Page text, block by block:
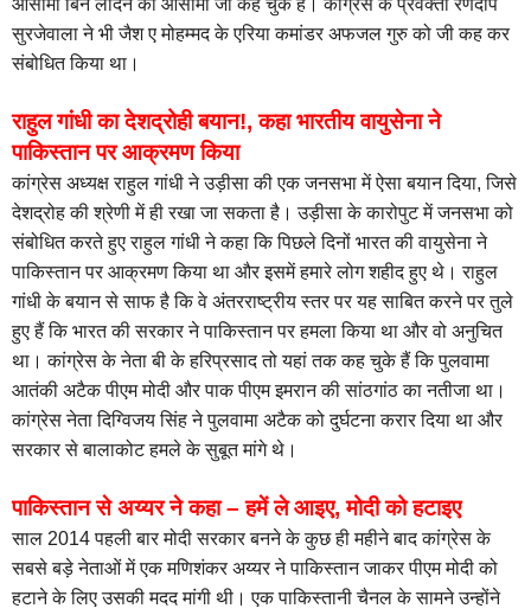
सुरजेवाला ने भी जैश ए मोहम्मद के एरिया कमांडर अफजल गुरु को जी कह कर
संबोधित किया था।
राहुल गांधी का देशद्रोही बयान!, कहा भारतीय वायुसेना ने
पाकिस्तान पर आक्रमण किया
कांग्रेस अध्यक्ष राहुल गांधी ने उड़ीसा की एक जनसभा में ऐसा बयान दिया, जिसे
देशद्रोह की श्रेणी में ही रखा जा सकता है। उड़ीसा के कारोपुट में जनसभा को
संबोधित करते हुए राहुल गांधी ने कहा कि पिछले दिनों भारत की वायुसेना ने
पाकिस्तान पर आक्रमण किया था और इसमें हमारे लोग शहीद हुए थे। राहुल
गांधी के बयान से साफ है कि वे अंतरराष्ट्रीय स्तर पर यह साबित करने पर तुले
हुए हैं कि भारत की सरकार ने पाकिस्तान पर हमला किया था और वो अनुचित
था। कांग्रेस के नेता बी के हरिप्रसाद तो यहां तक कह चुके हैं कि पुलवामा
आतंकी अटैक पीएम मोदी और पाक पीएम इमरान की सांठगांठ का नतीजा था।
कांग्रेस नेता दिग्विजय सिंह ने पुलवामा अटैक को दुर्घटना करार दिया था और
सरकार से बालाकोट हमले के सुबूत मांगे थे।
पाकिस्तान सेअय्यर ने कहा – हमें ले आइए, मोदी को हटाइए
साल 2014 पहली बार मोदी सरकार बनने के कुछ ही महीने बाद कांग्रेस के
सबसे बड़े नेताओं में एक मणिशंकर अय्यर ने पाकिस्तान जाकर पीएम मोदी को
हटाने के लिए उसकी मदद मांगी थी। एक पाकिस्तानी चैनल के सामने उन्होंने